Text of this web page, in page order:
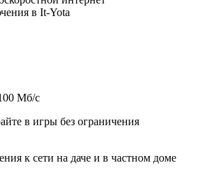
в It-Yota
Мб/с
в игры без ограничения
к сети на даче и в частном доме